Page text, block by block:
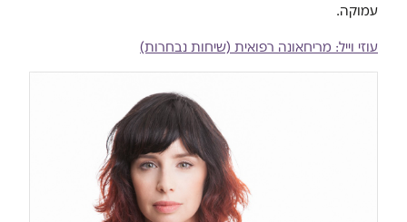
עמוקה.
עוזי וייל: מריחאונה רפואית (שיחות נבחרות)